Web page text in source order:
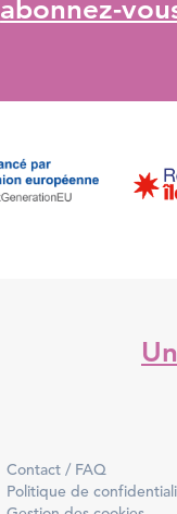
abonnez-
Contact / FAQ
Politique de